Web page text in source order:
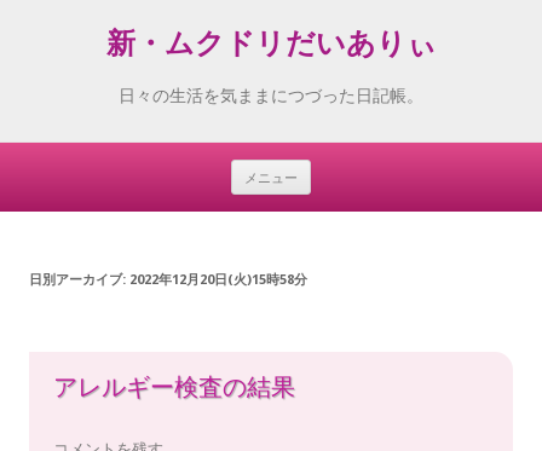
新・ムクドリだいありぃ
日々の生活を気ままにつづった日記帳。
メニュー
Skip
日別アーカイブ: 2022年12月20日(火)15時58分
アレルギー検査の結果